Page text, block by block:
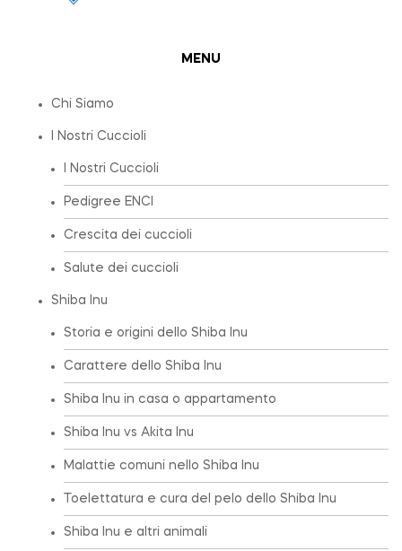
MENU
Chi Siamo
I Nostri Cuccioli
I Nostri Cuccioli
Pedigree ENCI
Crescita dei cuccioli
Salute dei cuccioli
Shiba Inu
Storia e origini dello Shiba Inu
Carattere dello Shiba Inu
Shiba Inu in casa o appartamento
Shiba Inu vs Akita Inu
Malattie comuni nello Shiba Inu
Toelettatura e cura del pelo dello Shiba Inu
Shiba Inu e altri animali